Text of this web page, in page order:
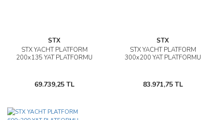
STX
STX YACHT PLATFORM
200x135 YAT PLATFORMU
69.739,25 TL
STX
STX YACHT PLATFORM
300x200 YAT PLATFORMU
83.971,75 TL